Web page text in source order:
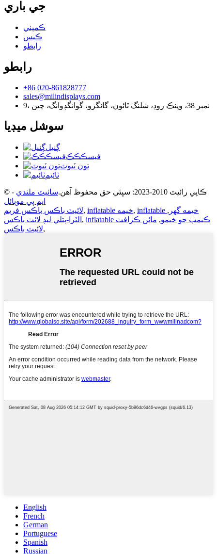
جي باري
ڪمپني
ڪيس
رابطو
رابطو
+86 020-861828777
sales@milindisplays.com
9، نمبر 38، وينڪ روڊ، شلنگ ٽائون، گانگزو، گوانگڊوانگ، چين
سوشل ميڊيا
ڳنيل
فيسڪڪڪ
تون ٽيوٽ
ٽائيم
© ڪاپي رائيٽ 2010-2023: سڀئي حق محفوظ آهن. سائيٽ ملندي -
ايم پي موبائل
لائيٽ باڪس باڪس فريم, inflatable خيمه, inflatable خيمه گھر ,
الٽرا-پتلي ليڊ لائٽ باڪس , inflatable ڪيمپ جو خيمو, مائن ڪرافٽ
لائيٽ باڪس,
English
French
German
Portuguese
Spanish
Russian